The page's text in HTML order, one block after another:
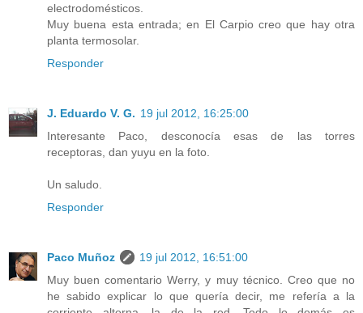
electrodomésticos.
Muy buena esta entrada; en El Carpio creo que hay otra
planta termosolar.
Responder
J. Eduardo V. G. 19 jul 2012, 16:25:00
Interesante Paco, desconocía esas de las torres
receptoras, dan yuyu en la foto.
Un saludo.
Responder
Paco Muñoz
19 jul 2012, 16:51:00
Muy buen comentario Werry, y muy técnico. Creo que no
he sabido explicar lo que quería decir, me refería a la